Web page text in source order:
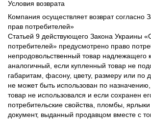
Условия возврата
Компания осуществляет возврат согласно
прав потребителей»
Статьей 9 действующего Закона Украины
потребителей» предусмотрено право
непродовольственный товар надлежащего
аналогичный, если купленный товар не
габаритам, фасону, цвету, размеру или по
не может быть использован по
товар не использовался и если сохранен
потребительские свойства, пломбы,
документ, выданный продавцом вместе с